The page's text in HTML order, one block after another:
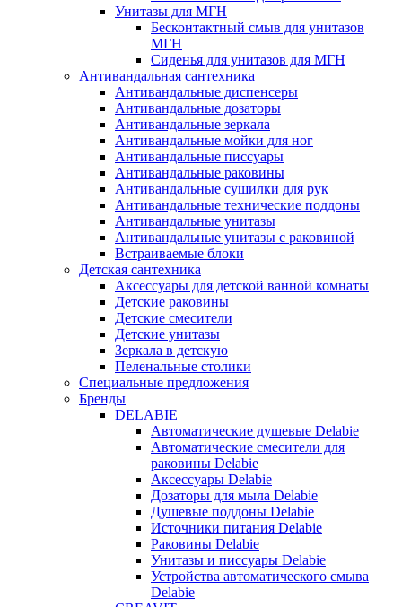
Унитазы для МГН
Бесконтактный смыв для унитазов
МГН
Сиденья для унитазов для МГН
Антивандальная сантехника
Антивандальные диспенсеры
Антивандальные дозаторы
Антивандальные зеркала
Антивандальные мойки для ног
Антивандальные писсуары
Антивандальные раковины
Антивандальные сушилки для рук
Антивандальные технические поддоны
Антивандальные унитазы
Антивандальные унитазы с раковиной
Встраиваемые блоки
Детская сантехника
Аксессуары для детской ванной комнаты
Детские раковины
Детские смесители
Детские унитазы
Зеркала в детскую
Пеленальные столики
Специальные предложения
Бренды
DELABIE
Автоматические душевые Delabie
Автоматические смесители для
раковины Delabie
Аксессуары Delabie
Дозаторы для мыла Delabie
Душевые поддоны Delabie
Источники питания Delabie
Раковины Delabie
Унитазы и писсуары Delabie
Устройства автоматического смыва
Delabie